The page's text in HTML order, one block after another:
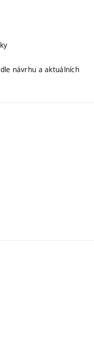
návrhu a aktuálních